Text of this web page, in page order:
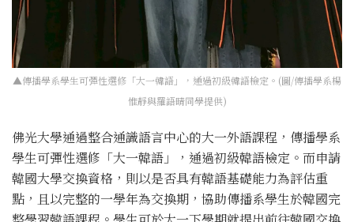
▲傳播學系學生可彈性選修「大一韓語」，通過初級韓語檢定。(圖/傳播學系楊
惟靜與羅語晴同學提供)
佛光大學通過整合通識語言中心的大一外語課程，傳播學系
學生可彈性選修「大一韓語」，通過初級韓語檢定。而申請
韓國大學交換資格，則以是否具有韓語基礎能力為評估重
點，且以完整的一學年為交換期，協助傳播系學生於韓國完